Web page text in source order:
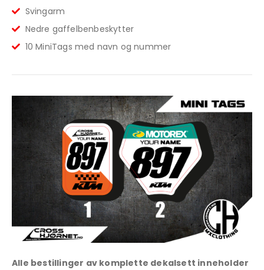
Svingarm
Nedre gaffelbenbeskytter
10 MiniTags med navn og nummer
Alle bestillinger av komplette dekalsett inneholder